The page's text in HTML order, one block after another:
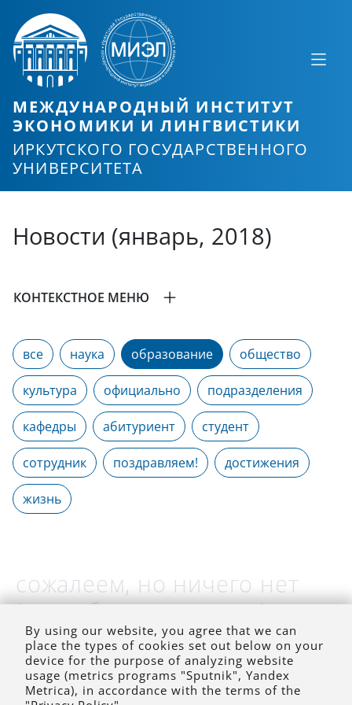
МЕЖДУНАРОДНЫЙ ИНСТИТУТ
ЭКОНОМИКИ И ЛИНГВИСТИКИ
ИРКУТСКОГО ГОСУДАРСТВЕННОГО
УНИВЕРСИТЕТА
Новости (январь, 2018)
КОНТЕКСТНОЕ МЕНЮ
все наука образование общество
культура официально подразделения
кафедры абитуриент студент
сотрудник поздравляем! достижения
жизнь
сожалеем, но ничего нет
(на выбранное время)
By using our website, you agree that we can
place the types of cookies set out below on your
device for the purpose of analyzing website
usage (metrics programs "Sputnik", Yandex
Metrica), in accordance with the terms of the